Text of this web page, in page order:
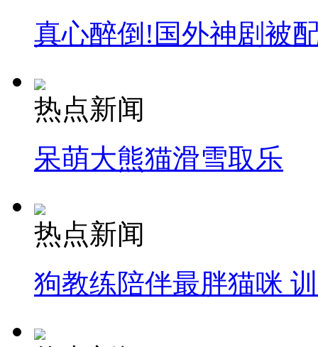
真心醉倒!国外神剧被
热点新闻
呆萌大熊猫滑雪取乐
热点新闻
狗教练陪伴最胖猫咪